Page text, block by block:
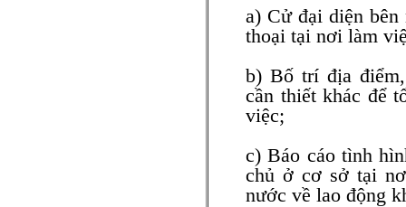
a) Cử đại diện
thoại tại nơi làm
b) Bố trí địa
cần thiết khác để
việc;
c) Báo cáo tình
chủ ở cơ sở tại
nước về lao động